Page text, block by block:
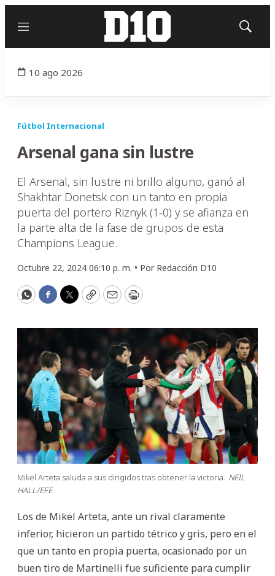
Menú
Mostrar
10 ago 2026
Fútbol Internacional
Arsenal gana sin lustre
El Arsenal, sin lustre ni brillo alguno, ganó al
Shakhtar Donetsk con un tanto en propia
puerta del portero Riznyk (1-0) y se afianza en
la parte alta de la fase de grupos de esta
Champions League.
Octubre 22, 2024 06:10 p. m. • Por Redacción D10
WhatsApp
Facebook
Twitter
CopyEmailPrint
Mikel Arteta saluda a sus dirigidos tras obtener la victoria. NEIL
HALL/EFE
Los de Mikel Arteta, ante un rival claramente
inferior, hicieron un partido tétrico y gris, pero en el
que un tanto en propia puerta, ocasionado por un
buen tiro de Martinelli fue suficiente para cumplir